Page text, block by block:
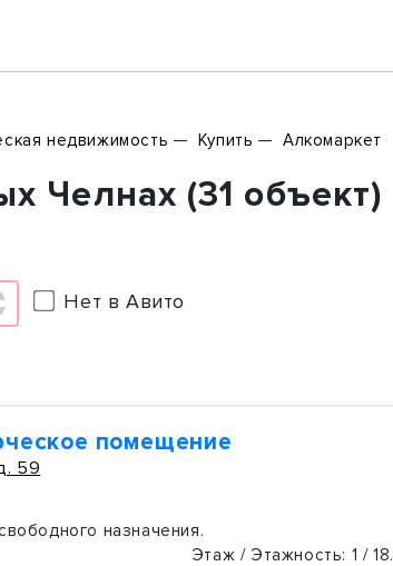
недвижимость Купить Алкомаркет
Челнах (31 объект)
Нет в Авито
помещение
59
назначения.
Этаж / Этажность: 1 / 18.